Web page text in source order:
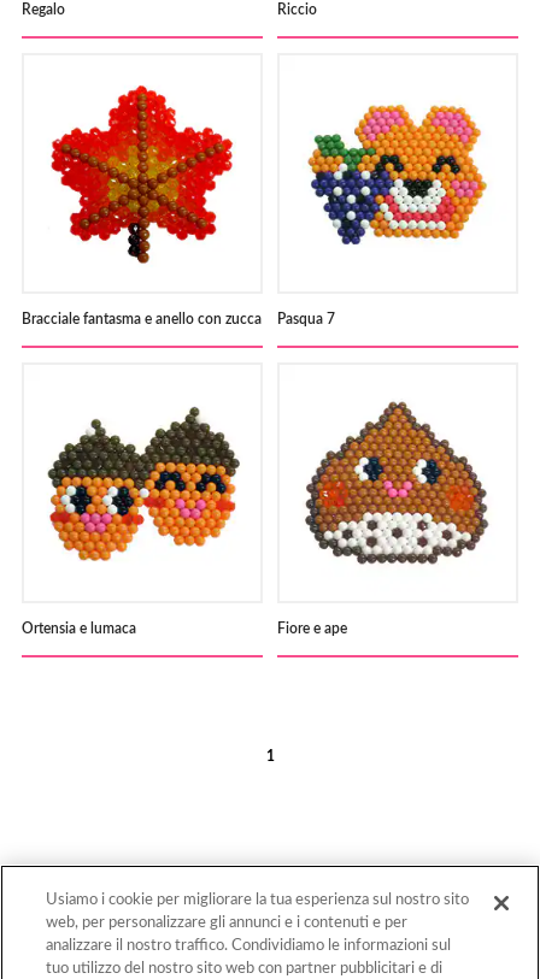
Regalo Riccio
Bracciale fantasma e anello con zucca Pasqua 7
Ortensia e lumaca Fiore e ape
1
Torna Sopra
Usiamo i cookie per migliorare la tua esperienza sul nostro sito
web, per personalizzare gli annunci e i contenuti e per
analizzare il nostro traffico. Condividiamo le informazioni sul
tuo utilizzo del nostro sito web con partner pubblicitari e di